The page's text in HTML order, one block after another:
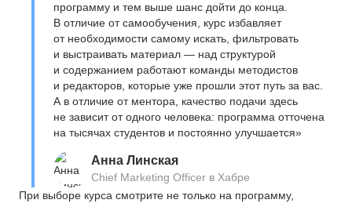
программу и тем выше шанс дойти до конца.
В отличие от самообучения, курс избавляет
от необходимости самому искать, фильтровать
и выстраивать материал — над структурой
и содержанием работают команды методистов
и редакторов, которые уже прошли этот путь за вас.
А в отличие от ментора, качество подачи здесь
не зависит от одного человека: программа отточена
на тысячах студентов и постоянно улучшается»
Анна Линская
Chief Marketing Officer в Хабре
При выборе курса смотрите не только на программу,